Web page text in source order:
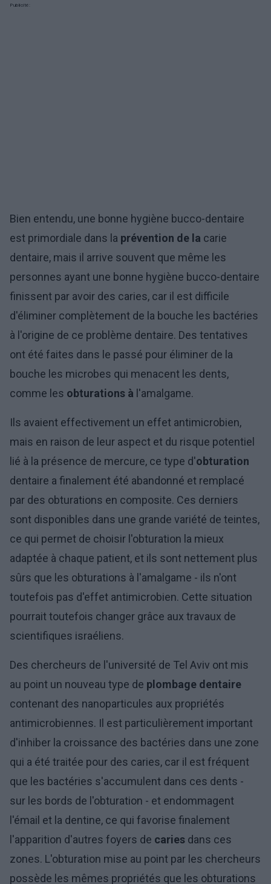
Publicité:
Bien entendu, une bonne hygiène bucco-dentaire
est primordiale dans la prévention de la carie
dentaire, mais il arrive souvent que même les
personnes ayant une bonne hygiène bucco-dentaire
finissent par avoir des caries, car il est difficile
d'éliminer complètement de la bouche les bactéries
à l'origine de ce problème dentaire. Des tentatives
ont été faites dans le passé pour éliminer de la
bouche les microbes qui menacent les dents,
comme les obturations à l'amalgame.
Ils avaient effectivement un effet antimicrobien,
mais en raison de leur aspect et du risque potentiel
lié à la présence de mercure, ce type d'obturation
dentaire a finalement été abandonné et remplacé
par des obturations en composite. Ces derniers
sont disponibles dans une grande variété de teintes,
ce qui permet de choisir l'obturation la mieux
adaptée à chaque patient, et ils sont nettement plus
sûrs que les obturations à l'amalgame - ils n'ont
toutefois pas d'effet antimicrobien. Cette situation
pourrait toutefois changer grâce aux travaux de
scientifiques israéliens.
Des chercheurs de l'université de Tel Aviv ont mis
au point un nouveau type de plombage dentaire
contenant des nanoparticules aux propriétés
antimicrobiennes. Il est particulièrement important
d'inhiber la croissance des bactéries dans une zone
qui a été traitée pour des caries, car il est fréquent
que les bactéries s'accumulent dans ces dents -
sur les bords de l'obturation - et endommagent
l'émail et la dentine, ce qui favorise finalement
l'apparition d'autres foyers de caries dans ces
zones. L'obturation mise au point par les chercheurs
possède les mêmes propriétés que les obturations